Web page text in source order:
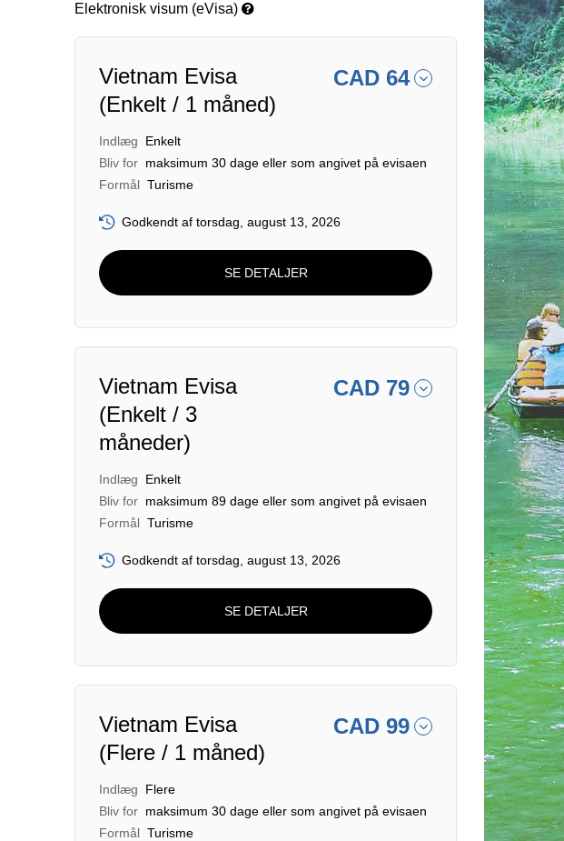
Elektronisk visum (eVisa)
Vietnam Evisa
(Enkelt / 1 måned)
CAD 64
Indlæg
Enkelt
Bliv for maksimum 30 dage eller som angivet på evisaen
Formål Turisme
Godkendt af torsdag, august 13, 2026
SE DETALJER
Vietnam Evisa
(Enkelt / 3
måneder)
CAD 79
Indlæg
Enkelt
Bliv for maksimum 89 dage eller som angivet på evisaen
Formål Turisme
Godkendt af torsdag, august 13, 2026
SE DETALJER
Vietnam Evisa
(Flere / 1 måned)
CAD 99
Indlæg
Flere
Bliv for maksimum 30 dage eller som angivet på evisaen
Formål Turisme